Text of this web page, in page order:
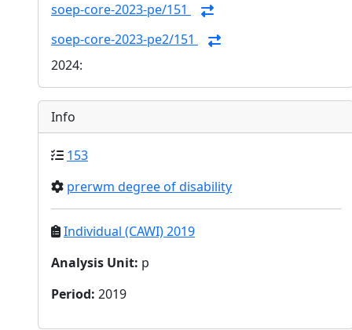
soep-core-2023-pe/151
soep-core-2023-pe2/151
2024:
Info
153
prerwm degree of disability
Individual (CAWI) 2019
Analysis Unit: p
Period: 2019